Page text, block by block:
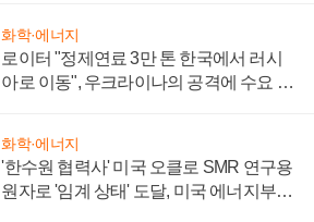
화학·에너지
로이터 "정제연료 3만 톤 한국에서 러시
아로 이동", 우크라이나의 공격에 수요 늘
화학·에너지
'한수원 협력사' 미국 오클로 SMR 연구용
원자로 '임계 상태' 도달, 미국 에너지부